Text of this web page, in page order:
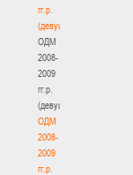
гг.р.
(девушки)
ОДМ
2008-
2009
гг.р.
(девушки)
ОДМ
2008-
2009
гг.р.